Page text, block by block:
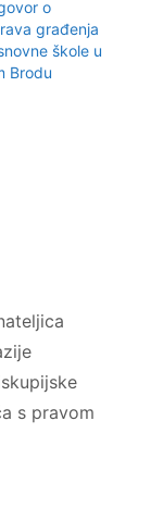
o
građenja
škole u
Brodu
s pravom